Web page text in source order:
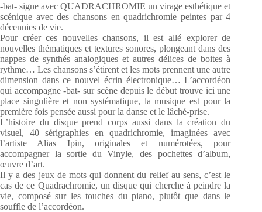
-bat- signe avec QUADRACHROMIE un virage esthétique et
scénique avec des chansons en quadrichromie peintes par 4
décennies de vie.
Pour créer ces nouvelles chansons, il est allé explorer de
nouvelles thématiques et textures sonores, plongeant dans des
nappes de synthés analogiques et autres délices de boites à
rythme… Les chansons s’étirent et les mots prennent une autre
dimension dans ce nouvel écrin électronique… L’accordéon
qui accompagne -bat- sur scène depuis le début trouve ici une
place singulière et non systématique, la musique est pour la
première fois pensée aussi pour la danse et le lâché-prise.
L’histoire du disque prend corps aussi dans la création du
visuel, 40 sérigraphies en quadrichromie, imaginées avec
l’artiste Alias Ipin, originales et numérotées, pour
accompagner la sortie du Vinyle, des pochettes d’album,
œuvre d’art.
Il y a des jeux de mots qui donnent du relief au sens, c’est le
cas de ce Quadrachromie, un disque qui cherche à peindre la
vie, composé sur les touches du piano, plutôt que dans le
souffle de l’accordéon.